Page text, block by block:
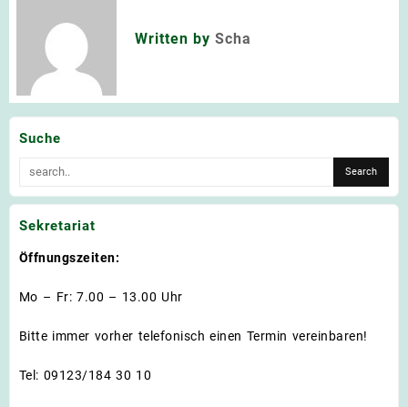
Written by Scha
Suche
Sekretariat
Öffnungszeiten:
Mo – Fr: 7.00 – 13.00 Uhr
Bitte immer vorher telefonisch einen Termin vereinbaren!
Tel: 09123/184 30 10